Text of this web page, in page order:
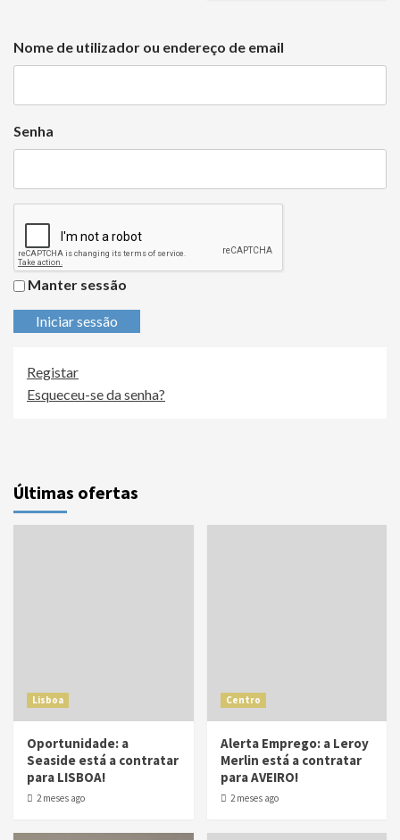
Nome de utilizador ou endereço de email
Senha
Manter sessão
Iniciar sessão
Registar
Esqueceu-se da senha?
Últimas ofertas
Lisboa
Oportunidade: a
Seaside está a contratar
para LISBOA!
2 meses ago
Centro
Alerta Emprego: a Leroy
Merlin está a contratar
para AVEIRO!
2 meses ago